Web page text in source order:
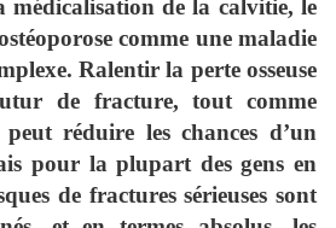
médicalisation de la calvitie, le
comme une maladie
Ralentir la perte osseuse
de fracture, tout comme
réduire les chances d’un
pour la plupart des gens en
de fractures sérieuses sont